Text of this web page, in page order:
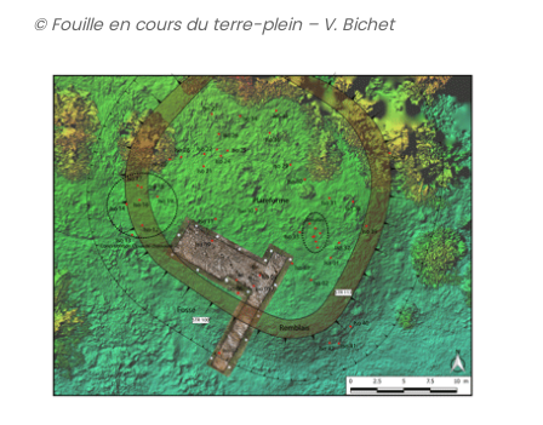
© Fouille en cours du terre-plein – V. Bichet